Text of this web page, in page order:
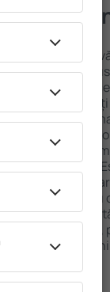
mai
o locație
hotel All-
garantează
largă de
oferă cea
distracţii din
și pot alege o
nevoilor lor.
un meniu
activități pentru
o alegere
de
organizeze